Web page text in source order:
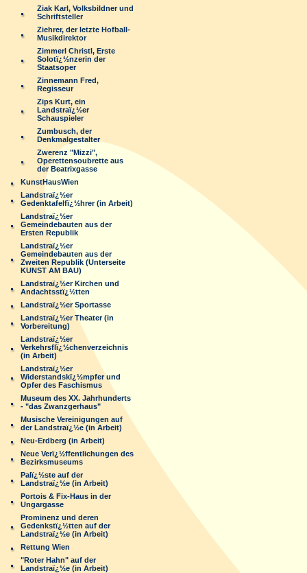
Ziak Karl, Volksbildner und
Schriftsteller
Ziehrer, der letzte Hofball-
Musikdirektor
Zimmerl Christl, Erste
Solotï¿½nzerin der
Staatsoper
Zinnemann Fred,
Regisseur
Zips Kurt, ein
Landstraï¿½er
Schauspieler
Zumbusch, der
Denkmalgestalter
Zwerenz "Mizzi",
Operettensoubrette aus
der Beatrixgasse
KunstHausWien
Landstraï¿½er
Gedenktafelfï¿½hrer (in Arbeit)
Landstraï¿½er
Gemeindebauten aus der
Ersten Republik
Landstraï¿½er
Gemeindebauten aus der
Zweiten Republik (Unterseite
KUNST AM BAU)
Landstraï¿½er Kirchen und
Andachtsstï¿½tten
Landstraï¿½er Sportasse
Landstraï¿½er Theater (in
Vorbereitung)
Landstraï¿½er
Verkehrsflï¿½chenverzeichnis
(in Arbeit)
Landstraï¿½er
Widerstandskï¿½mpfer und
Opfer des Faschismus
Museum des XX. Jahrhunderts
- "das Zwanzgerhaus"
Musische Vereinigungen auf
der Landstraï¿½e (in Arbeit)
Neu-Erdberg (in Arbeit)
Neue Verï¿½ffentlichungen des
Bezirksmuseums
Palï¿½ste auf der
Landstraï¿½e (in Arbeit)
Portois & Fix-Haus in der
Ungargasse
Prominenz und deren
Gedenkstï¿½tten auf der
Landstraï¿½e (in Arbeit)
Rettung Wien
"Roter Hahn" auf der
Landstraï¿½e (in Arbeit)